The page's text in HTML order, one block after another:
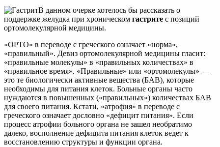
В данном очерке хотелось бы рассказать о
поддержке желудка при хроническом гастрите с позиций
ортомолекулярной медицины.
«ОРТО» в переводе с греческого означает «норма»,
«правильный». Девиз ортомолекулярной медицины гласит:
«правильные молекулы» в «правильных количествах» в
«правильное время». «Правильные» или «ортомолекулы» —
это те биологически активные вещества (БАВ), которые
необходимы для питания клеток. Больные органы часто
нуждаются в повышенных («правильных») количествах БАВ
для своего питания. Кстати, «атрофия» в переводе с
греческого означает дословно «дефицит питания». Если
процесс атрофии больного органа не зашел необратимо
далеко, восполнение дефицита питания клеток ведет к
восстановлению структуры и функции органа.